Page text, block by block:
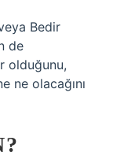
Bedir
de
olduğunu,
ne olacağını